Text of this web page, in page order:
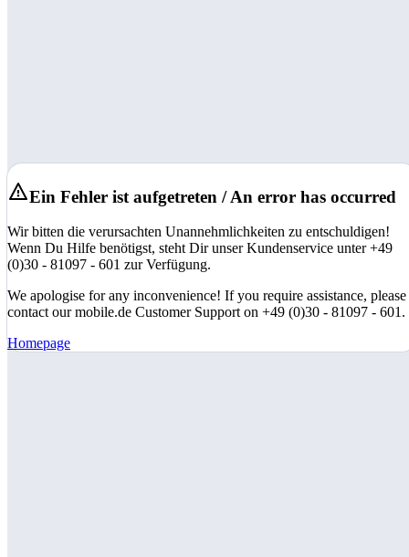
Ein Fehler ist aufgetreten / An error has occurred
Wir bitten die verursachten Unannehmlichkeiten zu entschuldigen!
Wenn Du Hilfe benötigst, steht Dir unser Kundenservice unter +49
(0)30 - 81097 - 601 zur Verfügung.
We apologise for any inconvenience! If you require assistance, please
contact our mobile.de Customer Support on +49 (0)30 - 81097 - 601.
Homepage